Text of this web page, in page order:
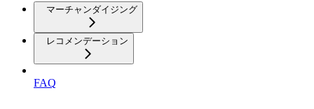
マーチャンダイジング
レコメンデーション
FAQ